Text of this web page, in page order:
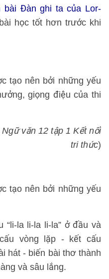
bài Đàn ghi ta của Lor-
học tốt hơn trước khi
tạo nên bởi những yếu
giọng điệu của thi
văn 12 tập 1 Kết nối
tri thức)
tạo nên bởi những yếu
“li-la li-la li-la” ở đầu và
vòng lặp - kết cấu
hát - biến bài thơ thành
và sâu lắng.